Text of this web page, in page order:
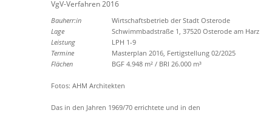
VgV-Verfahren 2016
Bauherr:in
Wirtschaftsbetrieb der Stadt Osterode
Lage
Schwimmbadstraße 1, 37520 Osterode am Harz
Leistung
LPH 1-9
Termine
Masterplan 2016, Fertigstellung 02/2025
Flächen
BGF 4.948 m² / BRI 26.000 m³
Fotos: AHM Architekten
Das in den Jahren 1969/70 errichtete und in den